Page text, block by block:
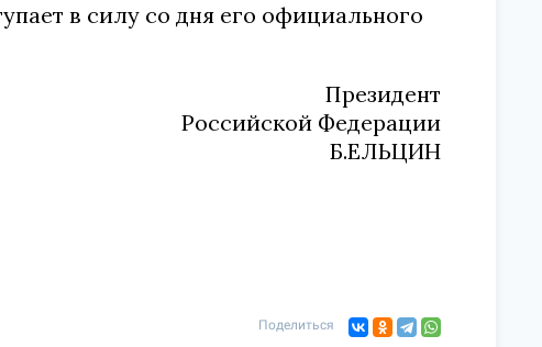
в силу со дня его официального
Президент
Российской Федерации
Б.ЕЛЬЦИН
Поделиться